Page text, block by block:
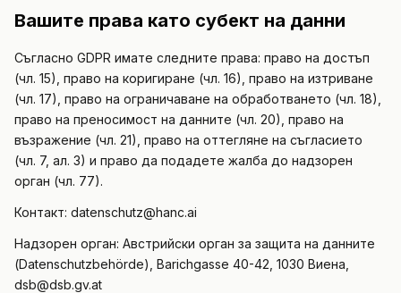
Вашите права като субект на данни
Съгласно GDPR имате следните права: право на достъп
(чл. 15), право на коригиране (чл. 16), право на изтриване
(чл. 17), право на ограничаване на обработването (чл. 18),
право на преносимост на данните (чл. 20), право на
възражение (чл. 21), право на оттегляне на съгласието
(чл. 7, ал. 3) и право да подадете жалба до надзорен
орган (чл. 77).
Контакт: datenschutz@hanc.ai
Надзорен орган: Австрийски орган за защита на данните
(Datenschutzbehörde), Barichgasse 40-42, 1030 Виена,
dsb@dsb.gv.at